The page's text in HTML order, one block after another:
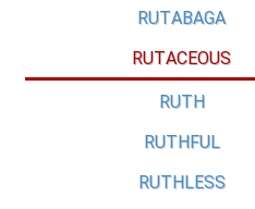
RUTABAGA
RUTACEOUS
RUTH
RUTHFUL
RUTHLESS